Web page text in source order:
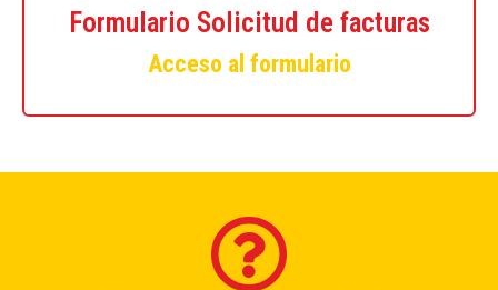
Formulario Solicitud de facturas
Acceso al formulario